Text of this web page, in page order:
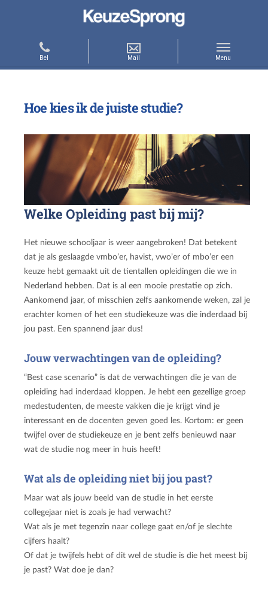
Hoe kies ik de juiste studie?
Welke Opleiding past bij mij?
Het nieuwe schooljaar is weer aangebroken! Dat betekent
dat je als geslaagde vmbo’er, havist, vwo’er of mbo’er een
keuze hebt gemaakt uit de tientallen opleidingen die we in
Nederland hebben. Dat is al een mooie prestatie op zich.
Aankomend jaar, of misschien zelfs aankomende weken, zal je
erachter komen of het een studiekeuze was die inderdaad bij
jou past. Een spannend jaar dus!
Jouw verwachtingen van de opleiding?
“Best case scenario” is dat de verwachtingen die je van de
opleiding had inderdaad kloppen. Je hebt een gezellige groep
medestudenten, de meeste vakken die je krijgt vind je
interessant en de docenten geven goed les. Kortom: er geen
twijfel over de studiekeuze en je bent zelfs benieuwd naar
wat de studie nog meer in huis heeft!
Wat als de opleiding niet bij jou past?
Maar wat als jouw beeld van de studie in het eerste
collegejaar niet is zoals je had verwacht?
Wat als je met tegenzin naar college gaat en/of je slechte
cijfers haalt?
Of dat je twijfels hebt of dit wel de studie is die het meest bij
je past? Wat doe je dan?